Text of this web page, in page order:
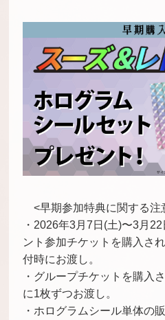
<早期参加特典に関する注
・2026年3月7日(土)〜3月
ント参加チケットを購入さ
付時にお渡し。
・グループチケットを購入
に1枚ずつお渡し。
・ホログラムシール単体の